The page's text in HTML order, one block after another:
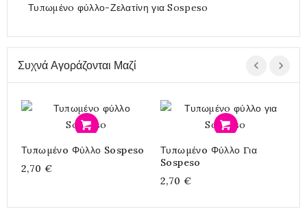
Τυπωμένo φύλλο-Ζελατίνη για Sospeso
Συχνά Αγοράζονται Μαζί
Τυπωμένo Φύλλο Sospeso
2,70 €
Τυπωμένo Φύλλο Για
Sospeso
2,70 €